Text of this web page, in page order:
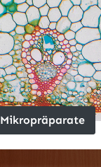
Mikropräparate